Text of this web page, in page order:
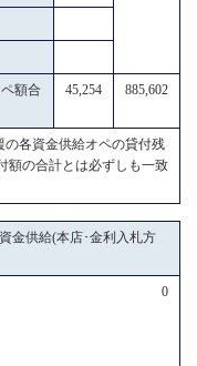
額合
45,254 885,602
各資金供給オペの貸付残
額の合計とは必ずしも一致
金供給(本店･金利入札方
0